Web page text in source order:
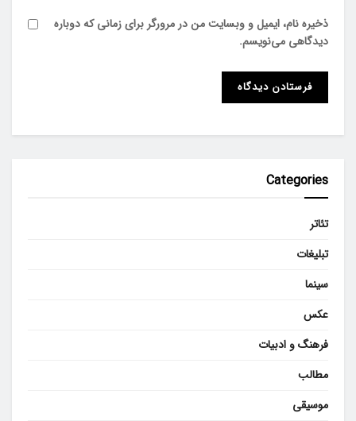
ذخیره نام، ایمیل و وبسایت من در مرورگر برای زمانی که دوباره
دیدگاهی می‌نویسم.
Categories
تئاتر
تبلیغات
سینما
عکس
فرهنگ و ادبیات
مطالب
موسیقی